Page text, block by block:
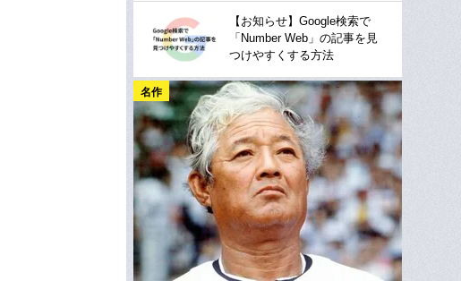
【お知らせ】Google検索で
「Number Web」の記事を見
つけやすくする方法
名作